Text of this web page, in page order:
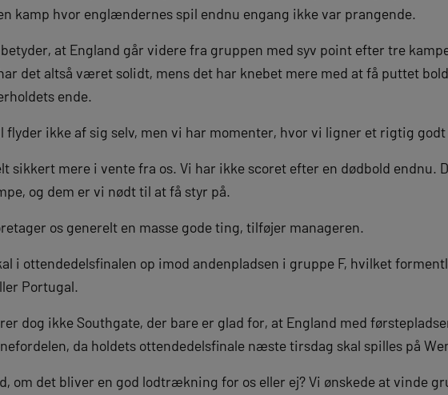
kamp hvor englændernes spil endnu engang ikke var prangende.
at England går videre fra gruppen med syv point efter tre
det altså været solidt, mens det har knebet mere med at få puttet
ende.
flyder ikke af sig selv, men vi har momenter, hvor vi ligner et rigtig
sikkert mere i vente fra os. Vi har ikke scoret efter en dødbold endnu.
og dem er vi nødt til at få styr på.
os generelt en masse gode ting, tilføjer manageren.
i ottendedelsfinalen op imod andenpladsen i gruppe F, hvilket
Portugal.
dog ikke Southgate, der bare er glad for, at England med
da holdets ottendedelsfinale næste tirsdag skal spilles på
om det bliver en god lodtrækning for os eller ej? Vi ønskede at vinde